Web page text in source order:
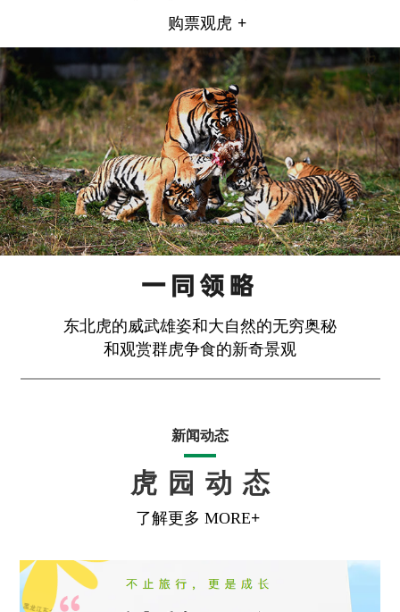
东北虎的威武雄姿和大自然的无穷奥秘
和观赏群虎争食的新奇景观
新闻动态
虎园动态